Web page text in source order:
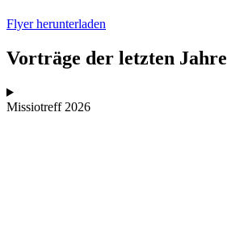
Flyer herunterladen
Vorträge der letzten Jahre
Missiotreff 2026